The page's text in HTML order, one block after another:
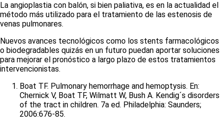
La angioplastia con balón, si bien paliativa, es en la actualidad el
método más utilizado para el tratamiento de las estenosis de
venas pulmonares.
Nuevos avances tecnológicos como los stents farmacológicos
o biodegradables quizás en un futuro puedan aportar soluciones
para mejorar el pronóstico a largo plazo de estos tratamientos
intervencionistas.
Boat TF. Pulmonary hemorrhage and hemoptysis. En:
Chernick V, Boat TF, Wilmatt W, Bush A. Kendig´s disorders
of the tract in children. 7a ed. Philadelphia: Saunders;
2006:676-85.